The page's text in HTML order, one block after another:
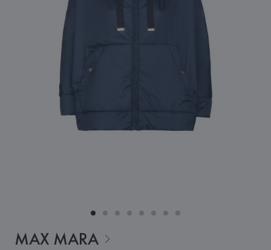
MAX MARA